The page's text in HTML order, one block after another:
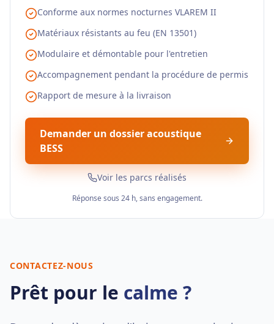
Conforme aux normes nocturnes VLAREM II
Matériaux résistants au feu (EN 13501)
Modulaire et démontable pour l'entretien
Accompagnement pendant la procédure de permis
Rapport de mesure à la livraison
Demander un dossier acoustique
BESS
Voir les parcs réalisés
Réponse sous 24 h, sans engagement.
CONTACTEZ-NOUS
Prêt pour le calme ?